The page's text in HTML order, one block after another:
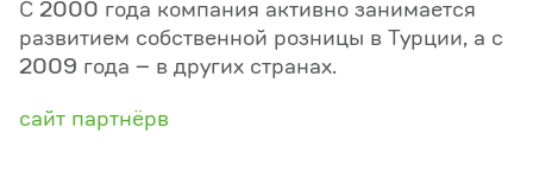
С 2000 года компания активно занимается
развитием собственной розницы в Турции, а с
2009 года – в других странах.
сайт партнёрв